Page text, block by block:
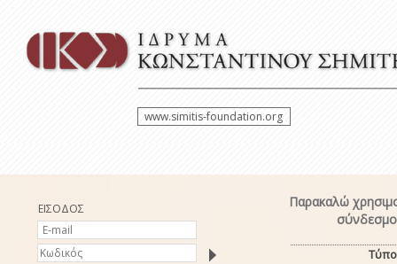
www.simitis-foundation.org
ΕΙΣΟΔΟΣ
Παρακαλώ